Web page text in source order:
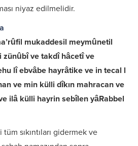
niyaz edilmelidir.
mukaddesil meymûnetil
ve takdî hâcetî ve
lî ebvâbe hayrâtike ve in tecal l
ve min külli dîkın mahracan ve
ilâ külli hayrin sebîlen yâRabbel
sıkıntıları gidermek ve